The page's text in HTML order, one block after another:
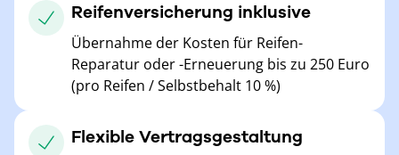
Reifenversicherung inklusive
Übernahme der Kosten für Reifen-
Reparatur oder -Erneuerung bis zu 250 Euro
(pro Reifen / Selbstbehalt 10 %)
Flexible Vertragsgestaltung